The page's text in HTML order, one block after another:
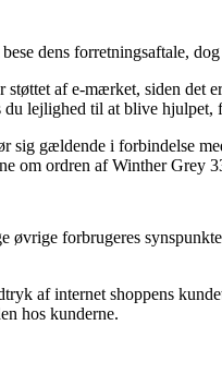
dens forretningsaftale,
af e-mærket, siden
lejlighed til at blive
sig gældende i forbindelse
om ordren af Winther
forbrugeres
af internet shoppens
hos kunderne.